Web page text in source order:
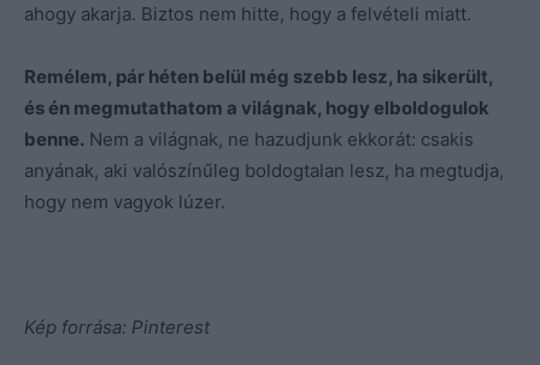
ahogy akarja. Biztos nem hitte, hogy a felvételi miatt.
Remélem, pár héten belül még szebb lesz, ha sikerült,
és én megmutathatom a világnak, hogy elboldogulok
benne. Nem a világnak, ne hazudjunk ekkorát: csakis
anyának, aki valószínűleg boldogtalan lesz, ha megtudja,
hogy nem vagyok lúzer.
Kép forrása: Pinterest